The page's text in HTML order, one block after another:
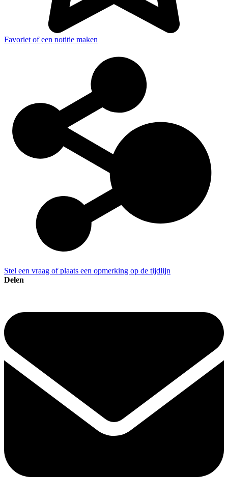
Favoriet of een notitie maken
Stel een vraag of plaats een opmerking op de tijdlijn
Delen